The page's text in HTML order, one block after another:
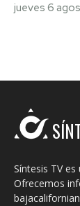
jueves 6
Síntesis TV
Ofrecemos